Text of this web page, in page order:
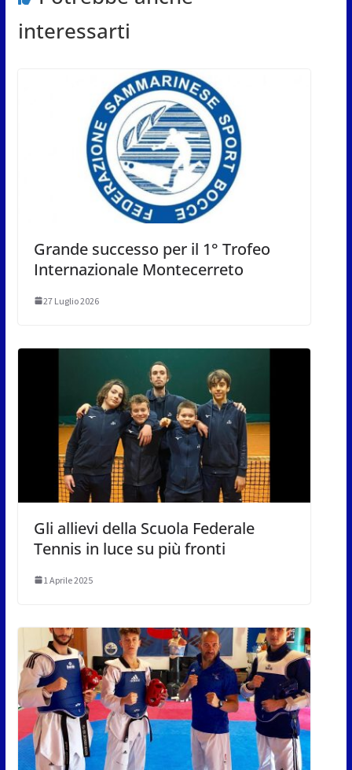
interessarti
Grande successo per il 1° Trofeo
Internazionale Montecerreto
27 Luglio 2026
Gli allievi della Scuola Federale
Tennis in luce su più fronti
1 Aprile 2025